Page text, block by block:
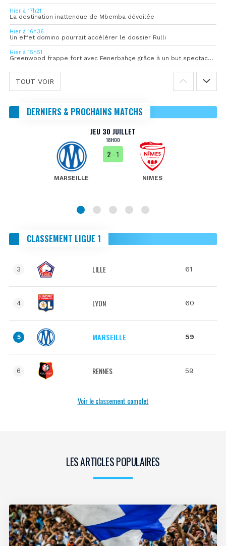
Hier à 17h21
La destination inattendue de Mbemba dévoilée
Hier à 16h36
Un effet domino pourrait accélérer le dossier Rulli
Hier à 15h51
Greenwood frappe fort avec Fenerbahçe grâce à un but spectaculaire
TOUT VOIR
DERNIERS & PROCHAINS MATCHS
JEU 30 JUILLET
18H00
MARSEILLE
2 - 1
NIMES
CLASSEMENT LIGUE 1
3 LILLE 61
4 LYON 60
5 MARSEILLE 59
6 RENNES 59
Voir le classement complet
LES ARTICLES POPULAIRES